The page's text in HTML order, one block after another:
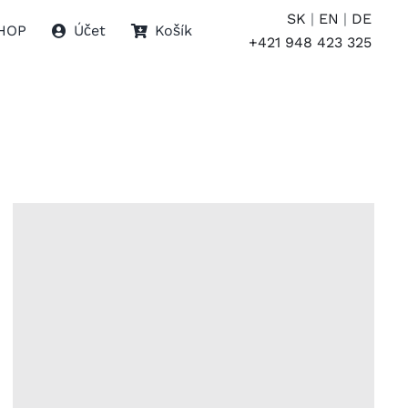
Účet Košík
SK | EN | DE
+421 948 423 325